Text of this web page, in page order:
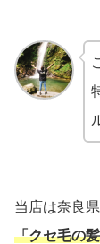
当店は奈良
「クセ毛の